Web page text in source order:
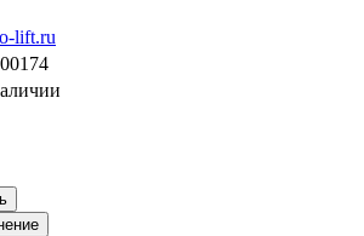
lift.ru